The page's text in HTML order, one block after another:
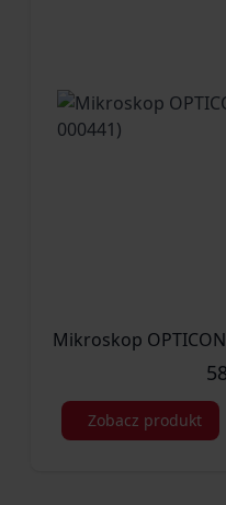
Mikroskop OPTICON
Zobacz produkt